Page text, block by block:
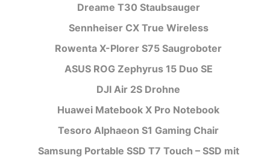
Dreame T30 Staubsauger
Sennheiser CX True Wireless
Rowenta X-Plorer S75 Saugroboter
ASUS ROG Zephyrus 15 Duo SE
DJI Air 2S Drohne
Huawei Matebook X Pro Notebook
Tesoro Alphaeon S1 Gaming Chair
Samsung Portable SSD T7 Touch – SSD mit